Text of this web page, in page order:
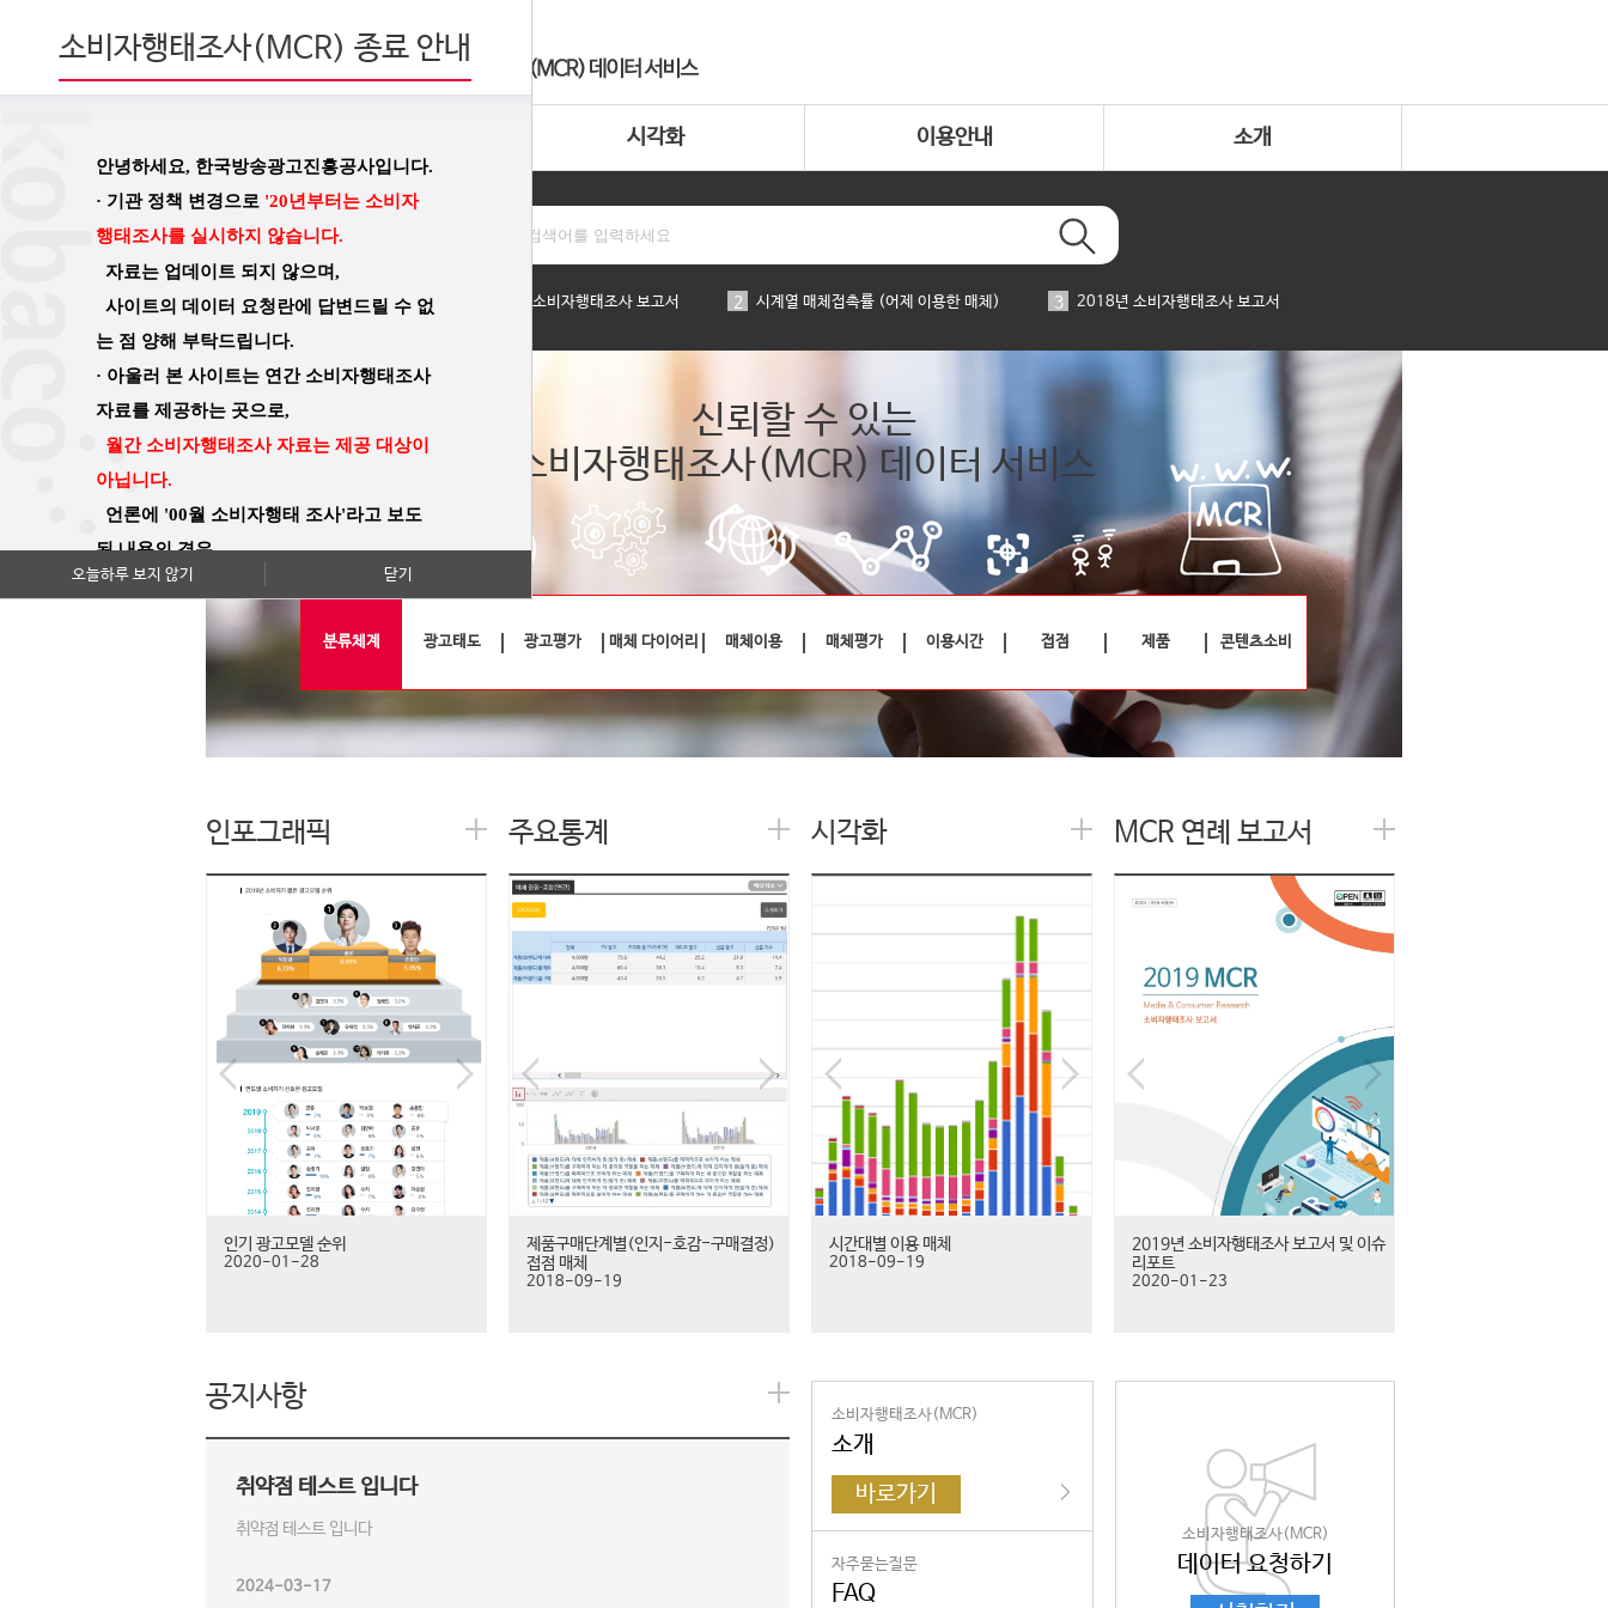
시각화 이용안내 소개
인기데이터 2019년 소비자행태조사 보고서 2 시계열 매체접촉률 (어제 이용한 매체) 3 2018년 소비자행태조사 보고서
신뢰할 수 있는
소비자행태조사(MCR) 데이터 서비스
분류체계 광고태도 광고평가 매체 다이어리 매체이용 매체평가 이용시간 접점 제품 콘텐츠소비
인포그래픽
인기 광고모델 순위
2020-01-28
주요통계
제품구매단계별(인지-호감-구매결정)
접점 매체
2018-09-19
시각화
시간대별 이용 매체
2018-09-19
MCR 연례 보고서
2019년 소비자행태조사 보고서 및 이슈
리포트
2020-01-23
공지사항
취약점 테스트 입니다
취약점 테스트 입니다
2024-03-17
소비자행태조사(MCR)
소개
바로가기
자주묻는질문
FAQ
소비자행태조사(MCR)
데이터 요청하기
소비자행태조사(MCR) 종료 안내
안녕하세요, 한국방송광고진흥공사입니다.
· 기관 정책 변경으로 '20년부터는 소비자
행태조사를 실시하지 않습니다.
자료는 업데이트 되지 않으며,
사이트의 데이터 요청란에 답변드릴 수 없
는 점 양해 부탁드립니다.
· 아울러 본 사이트는 연간 소비자행태조사
자료를 제공하는 곳으로,
월간 소비자행태조사 자료는 제공 대상이
아닙니다.
언론에 '00월 소비자행태 조사'라고 보도
된 내용의 경우
기사의 내용이 확인하실 수 있는 전부인
(월간 조사는 당초 보고서와 원시데이터
오늘하루 보지 않기 닫기